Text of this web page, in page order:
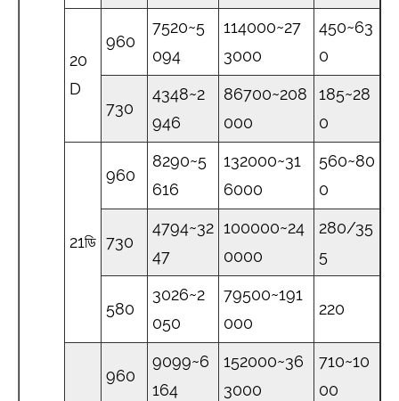
20
D
960
7520~5
094
114000~27
3000
450~63
0
730
4348~2
946
86700~208
000
185~28
0
21ডি
960
8290~5
616
132000~31
6000
560~80
0
730
4794~32
47
100000~24
0000
280/35
5
580
3026~2
050
79500~191
000
220
960
9099~6
164
152000~36
3000
710~10
00